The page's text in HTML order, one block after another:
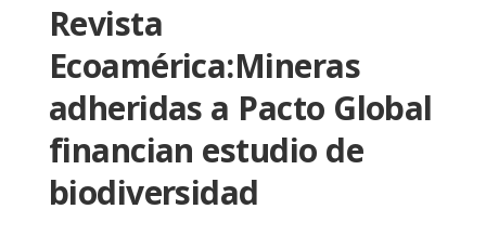
Revista
Ecoamérica:Mineras
adheridas a Pacto Global
financian estudio de
biodiversidad